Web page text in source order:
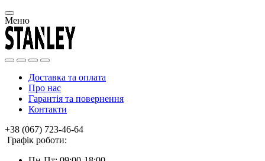
Меню
Доставка та оплата
Про нас
Гарантія та повернення
Контакти
+38 (067) 723-46-64
Графік роботи: